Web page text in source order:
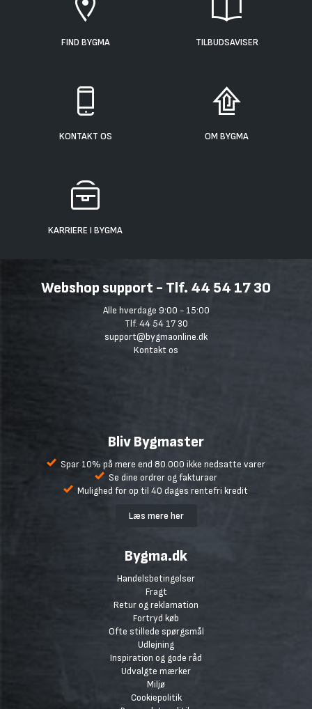
FIND BYGMA TILBUDSAVISER
KONTAKT OS OM BYGMA
KARRIERE I BYGMA
Webshop support - Tlf. 44 54 17 30
Alle hverdage 9:00 - 15:00
Tlf. 44 54 17 30
support@bygmaonline.dk
Kontakt os
Bliv Bygmaster
Spar 10% på mere end 80.000 ikke nedsatte varer
Se dine ordrer og fakturaer
Mulighed for op til 40 dages rentefri kredit
Læs mere her
Bygma.dk
Handelsbetingelser
Fragt
Retur og reklamation
Fortryd køb
Ofte stillede spørgsmål
Udlejning
Inspiration og gode råd
Udvalgte mærker
Miljø
Cookiepolitik